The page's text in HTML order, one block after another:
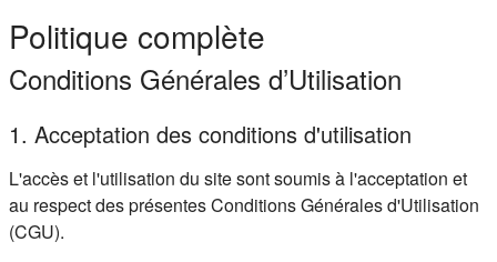
Politique complète
Conditions Générales d’Utilisation
1. Acceptation des conditions d'utilisation
L'accès et l'utilisation du site sont soumis à l'acceptation et
au respect des présentes Conditions Générales d'Utilisation
(CGU).